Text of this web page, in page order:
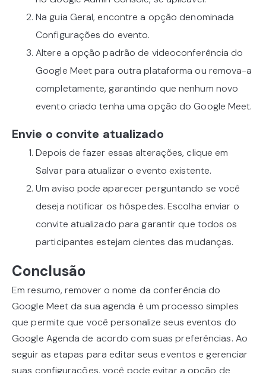
Na guia Geral, encontre a opção denominada
Configurações do evento.
Altere a opção padrão de videoconferência do
Google Meet para outra plataforma ou remova-a
completamente, garantindo que nenhum novo
evento criado tenha uma opção do Google Meet.
Envie o convite atualizado
Depois de fazer essas alterações, clique em
Salvar para atualizar o evento existente.
Um aviso pode aparecer perguntando se você
deseja notificar os hóspedes. Escolha enviar o
convite atualizado para garantir que todos os
participantes estejam cientes das mudanças.
Conclusão
Em resumo, remover o nome da conferência do
Google Meet da sua agenda é um processo simples
que permite que você personalize seus eventos do
Google Agenda de acordo com suas preferências. Ao
seguir as etapas para editar seus eventos e gerenciar
suas configurações, você pode evitar a opção de